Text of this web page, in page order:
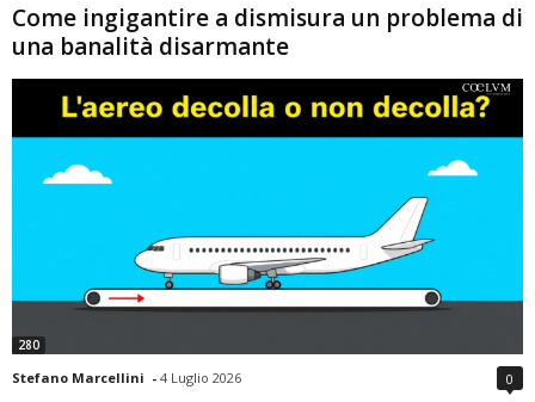
Come ingigantire a dismisura un problema di
una banalità disarmante
280
Stefano Marcellini - 4 Luglio 2026 0